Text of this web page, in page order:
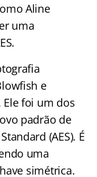
Aline
uma
e
Ele foi um dos
padrão de
(AES). É
uma
simétrica.